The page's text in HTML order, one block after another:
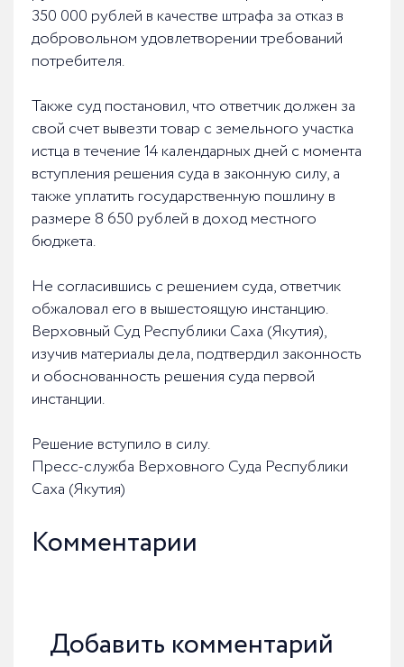
350 000 рублей в качестве штрафа за отказ в
добровольном удовлетворении требований
потребителя.
Также суд постановил, что ответчик должен за
свой счет вывезти товар с земельного участка
истца в течение 14 календарных дней с момента
вступления решения суда в законную силу, а
также уплатить государственную пошлину в
размере 8 650 рублей в доход местного
бюджета.
Не согласившись с решением суда, ответчик
обжаловал его в вышестоящую инстанцию.
Верховный Суд Республики Саха (Якутия),
изучив материалы дела, подтвердил законность
и обоснованность решения суда первой
инстанции.
Решение вступило в силу.
Пресс-служба Верховного Суда Республики
Саха (Якутия)
Комментарии
Добавить комментарий